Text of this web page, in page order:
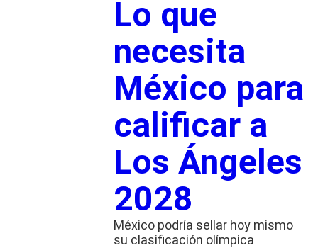
Lo que
necesita
México para
calificar a
Los Ángeles
2028
México podría sellar hoy mismo
su clasificación olímpica